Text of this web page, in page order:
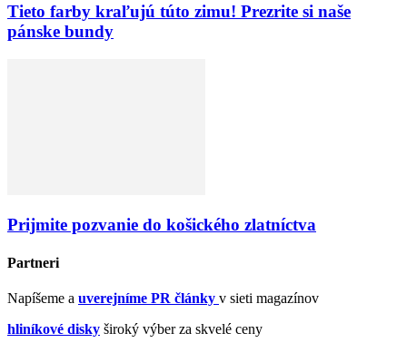
Tieto farby kraľujú túto zimu! Prezrite si naše
pánske bundy
Prijmite pozvanie do košického zlatníctva
Partneri
Napíšeme a uverejníme PR články v sieti magazínov
hliníkové disky široký výber za skvelé ceny